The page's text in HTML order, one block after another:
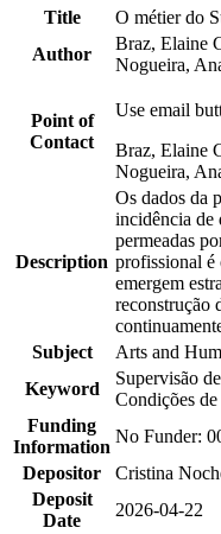
Title
O métier do
Author
Braz, Elaine
Nogueira,
Point of
Contact
Use email
Braz, Elaine
Nogueira,
Description
Os dados da
incidência de
permeadas
profissional é
emergem
reconstrução
Subject
Arts and
Keyword
Supervisão
Condições
Funding
Information
No Funder:
Depositor
Cristina
Deposit
Date
2026-04-22